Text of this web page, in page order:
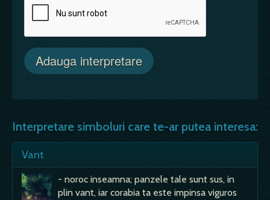
Interpretare simboluri care te-ar putea interesa:
Vant
- noroc inseamna; panzele tale sunt sus, in
plin vant, iar corabia ta este impinsa viguros